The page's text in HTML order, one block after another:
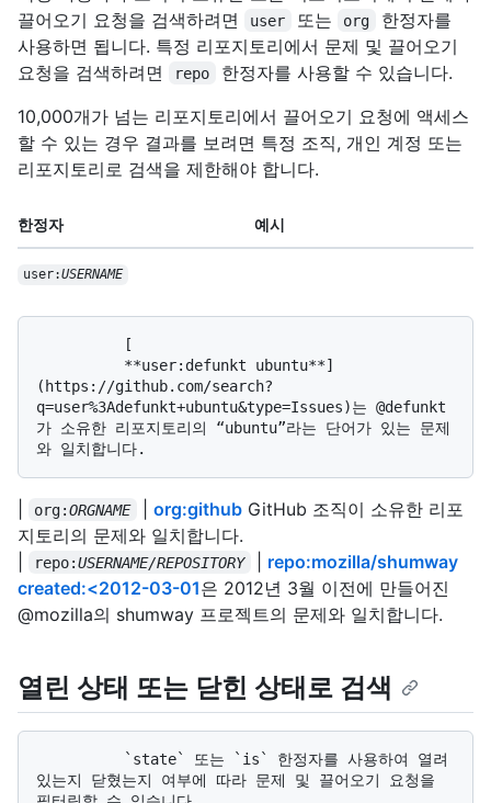
끌어오기 요청을 검색하려면
user 또는 org
한정자를
사용하면 됩니다. 특정 리포지토리에서 문제 및 끌어오기
요청을 검색하려면
repo
한정자를 사용할 수 있습니다.
10,000개가 넘는 리포지토리에서 끌어오기 요청에 액세스
할 수 있는 경우 결과를 보려면 특정 조직, 개인 계정 또는
리포지토리로 검색을 제한해야 합니다.
한정자 예시
user:USERNAME
(https://github.com/search?
q=user%3Adefunkt+ubuntu&type=Issues)는 @defunkt
가 소유한 리포지토리의 “ubuntu”라는 단어가 있는 문제
org:ORGNAME org:githubGitHub 조직이 소유한 리포
지토리의 문제와 일치합니다.
repo:USERNAME/REPOSITORY
repo:mozilla/shumway
created:<2012-03-01은 2012년 3월 이전에 만들어진
@mozilla의 shumway 프로젝트의 문제와 일치합니다.
열린 상태 또는 닫힌 상태로 검색
있는지 닫혔는지 여부에 따라 문제 및 끌어오기 요청을